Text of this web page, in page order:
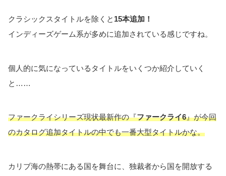
クラシックスタイトルを除くと 15本追加！
インディーズゲーム系が多めに追加されている感じですね。
個人的に気になっているタイトルをいくつか紹介していく
と……
ファークライシリーズ現状最新作の『ファークライ6』が今回
のカタログ追加タイトルの中でも一番大型タイトルかな。
カリブ海の熱帯にある国を舞台に、独裁者から国を開放する